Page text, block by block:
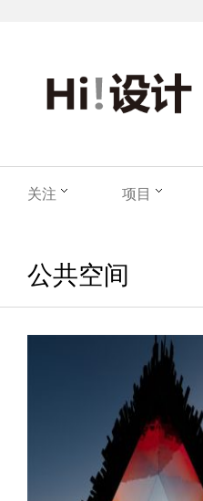
关注 项目
公共空间